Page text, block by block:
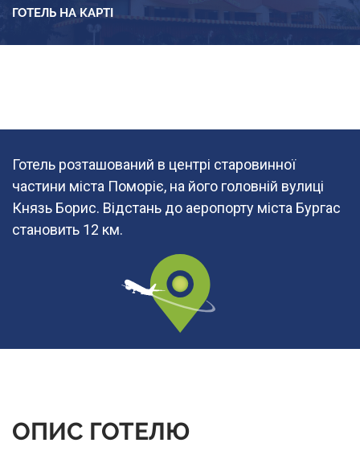
ГОТЕЛЬ НА КАРТІ
Готель розташований в центрі старовинної
частини міста Поморіє, на його головній вулиці
Князь Борис. Відстань до аеропорту міста Бургас
становить 12 км.
ОПИС ГОТЕЛЮ